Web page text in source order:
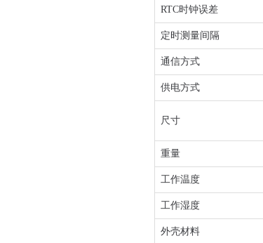
RTC时钟误差
定时测量间隔
通信方式
供电方式
尺寸
重量
工作温度
工作湿度
外壳材料